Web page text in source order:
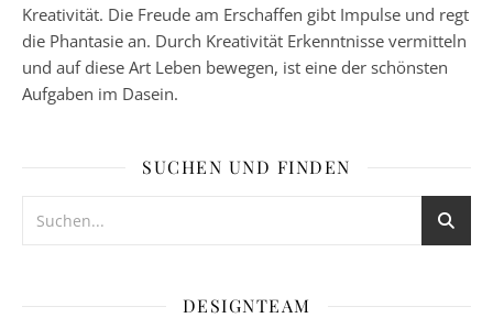
Kreativität. Die Freude am Erschaffen gibt Impulse und regt
die Phantasie an. Durch Kreativität Erkenntnisse vermitteln
und auf diese Art Leben bewegen, ist eine der schönsten
Aufgaben im Dasein.
SUCHEN UND FINDEN
DESIGNTEAM